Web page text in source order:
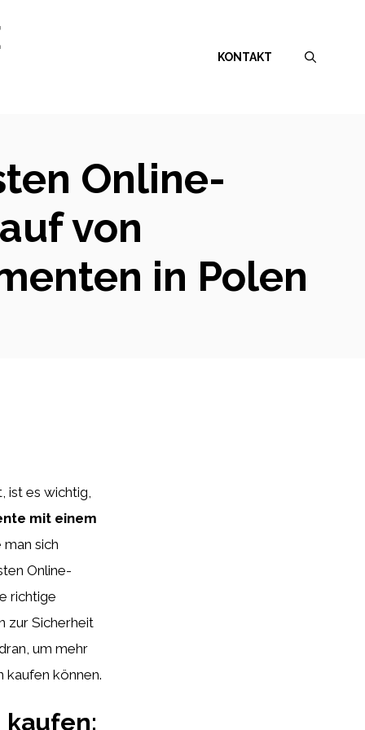
KONTAKT
Online-
von
in Polen
ist es wichtig,
mit einem
sich
Online-
richtige
zur Sicherheit
um mehr
kaufen können.